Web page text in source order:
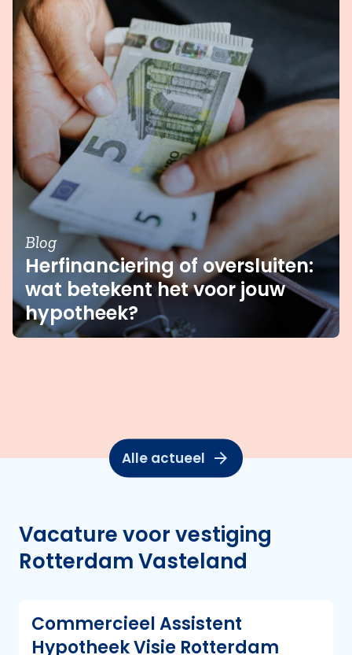
Blog
Herfinanciering of oversluiten:
wat betekent het voor jouw
hypotheek?
Alle actueel
Vacature voor vestiging
Rotterdam Vasteland
Commercieel Assistent
Hypotheek Visie Rotterdam